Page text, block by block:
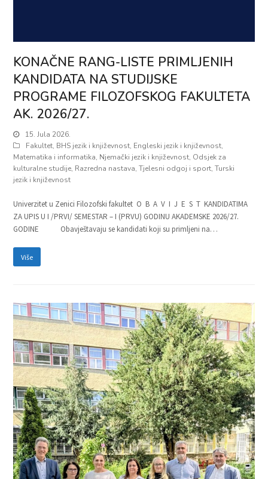
KONAČNE RANG-LISTE PRIMLJENIH
KANDIDATA NA STUDIJSKE
PROGRAME FILOZOFSKOG FAKULTETA
AK. 2026/27.
15. Jula 2026.
Fakultet, BHS jezik i književnost, Engleski jezik i književnost,
Matematika i informatika, Njemački jezik i književnost, Odsjek za
kulturalne studije, Razredna nastava,Tjelesni odgoj i sport,Turski
jezik i književnost
Univerzitet u Zenici Filozofski fakultet O B A V I J E S T KANDIDATIMA
ZA UPIS U I /PRVI/ SEMESTAR – I (PRVU) GODINU AKADEMSKE 2026/27.
GODINE Obavještavaju se kandidati koji su primljeni na…
Više